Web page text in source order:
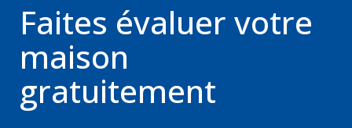
Faites évaluer votre
maison
gratuitement